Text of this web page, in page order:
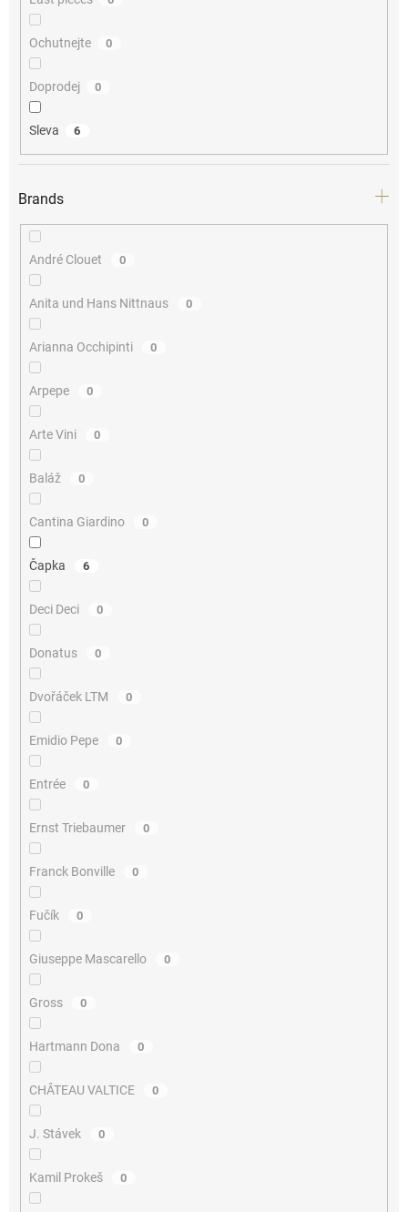
Ochutnejte 0
Doprodej 0
Sleva 6
Brands
André Clouet 0
Anita und Hans Nittnaus 0
Arianna Occhipinti 0
Arpepe 0
Arte Vini 0
Baláž 0
Cantina Giardino 0
Čapka 6
Deci Deci 0
Donatus 0
Dvořáček LTM 0
Emidio Pepe 0
Entrée 0
Ernst Triebaumer 0
Franck Bonville 0
Fučík 0
Giuseppe Mascarello 0
Gross 0
Hartmann Dona 0
CHÂTEAU VALTICE 0
J. Stávek 0
Kamil Prokeš 0